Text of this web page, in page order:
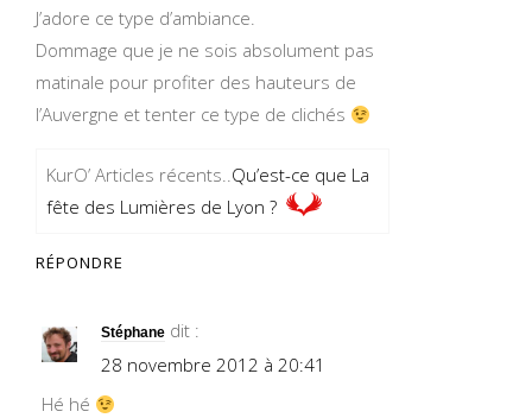
J’adore ce type d’ambiance.
Dommage que je ne sois absolument pas
matinale pour profiter des hauteurs de
l’Auvergne et tenter ce type de clichés
KurO’ Articles récents..Qu’est-ce que La
fête des Lumières de Lyon ?
RÉPONDRE
Stéphane dit :
28 novembre 2012 à 20:41
Hé hé